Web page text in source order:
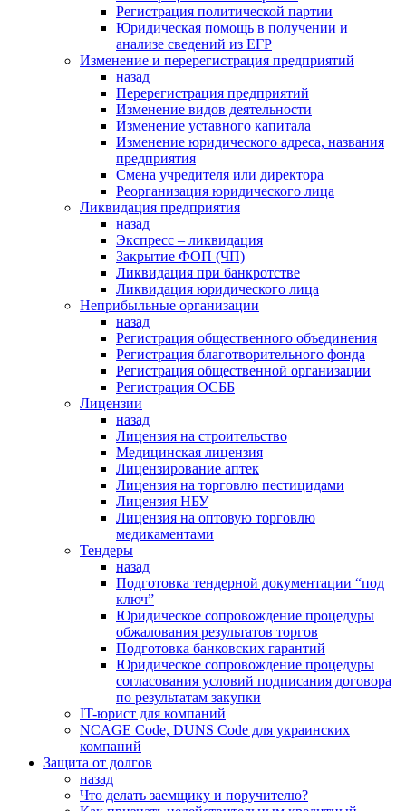
Регистрация политической партии
Юридическая помощь в получении и
анализе сведений из ЕГР
Изменение и перерегистрация предприятий
назад
Перерегистрация предприятий
Изменение видов деятельности
Изменение уставного капитала
Изменение юридического адреса, названия
предприятия
Смена учредителя или директора
Реорганизация юридического лица
Ликвидация предприятия
назад
Экспресс – ликвидация
Закрытие ФОП (ЧП)
Ликвидация при банкротстве
Ликвидация юридического лица
Неприбыльные организации
назад
Регистрация общественного объединения
Регистрация благотворительного фонда
Регистрация общественной организации
Регистрация ОСББ
Лицензии
назад
Лицензия на строительство
Медицинская лицензия
Лицензирование аптек
Лицензия на торговлю пестицидами
Лицензия НБУ
Лицензия на оптовую торговлю
медикаментами
Тендеры
назад
Подготовка тендерной документации “под
ключ”
Юридическое сопровождение процедуры
обжалования результатов торгов
Подготовка банковских гарантий
Юридическое сопровождение процедуры
согласования условий подписания договора
по результатам закупки
IT-юрист для компаний
NCAGE Code, DUNS Code для украинских
компаний
Защита от долгов
назад
Что делать заемщику и поручителю?